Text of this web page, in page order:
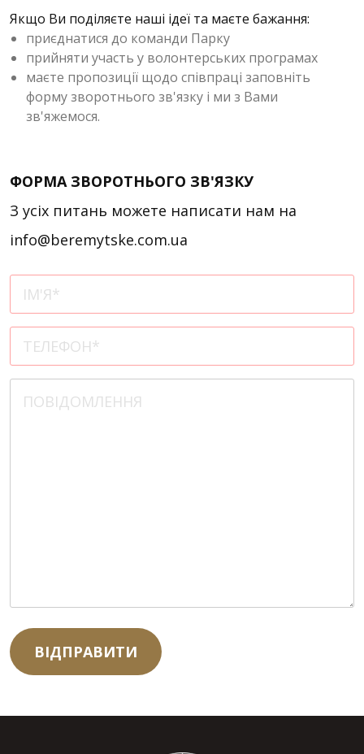
Якщо Ви поділяєте наші ідеї та маєте бажання:
приєднатися до команди Парку
прийняти участь у волонтерських програмах
маєте пропозиції щодо співпраці заповніть
форму зворотнього зв'язку і ми з Вами
зв'яжемося.
ФОРМА ЗВОРОТНЬОГО ЗВ'ЯЗКУ
З усіх питань можете написати нам на
info@beremytske.com.ua
ВІДПРАВИТИ